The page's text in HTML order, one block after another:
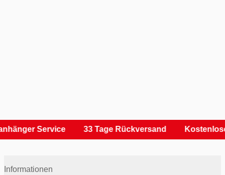
Service 33 Tage Rückversand
Informationen